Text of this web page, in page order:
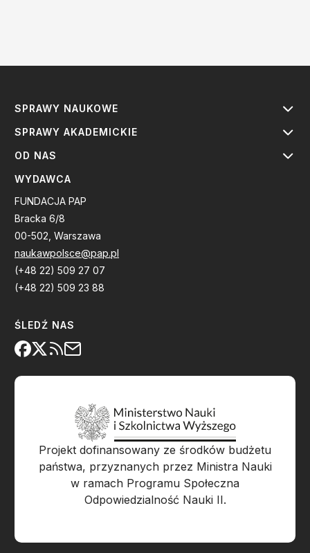
SPRAWY NAUKOWE
SPRAWY AKADEMICKIE
OD NAS
WYDAWCA
FUNDACJA PAP
Bracka 6/8
00-502, Warszawa
naukawpolsce@pap.pl
(+48 22) 509 27 07
(+48 22) 509 23 88
ŚLEDŹ NAS
Projekt dofinansowany ze środków budżetu
państwa, przyznanych przez Ministra Nauki
w ramach Programu Społeczna
Odpowiedzialność Nauki II.